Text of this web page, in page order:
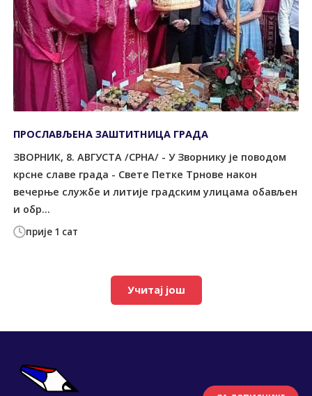
прије 1 сат
ПРОСЛАВЉЕНА ЗАШТИТНИЦА ГРАДА
ЗВОРНИК, 8. АВГУСТА /СРНА/ - У Зворнику је поводом
крсне славе града - Свете Петке Трнове након
вечерње службе и литије градским улицама обављен
и обр...
Учитај још